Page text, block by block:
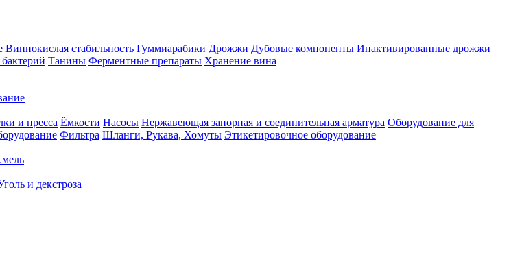
Виннокислая стабильность Гуммиарабики Дрожжи Дубовые компоненты Инактивированные дрожжи
Танины Ферментные препараты Хранение вина
и пресса Ёмкости Насосы Нержавеющая запорная и соединительная арматура Оборудование для
Фильтра Шланги, Рукава, Хомуты Этикетировочное оборудование
и декстроза